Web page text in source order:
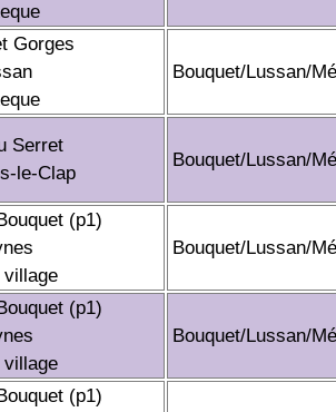
Gorges
Bouquet/Lussan/
Serret
le-Clap
Bouquet/Lussan/
(p1)
Bouquet/Lussan/
(p1)
Bouquet/Lussan/
(p1)